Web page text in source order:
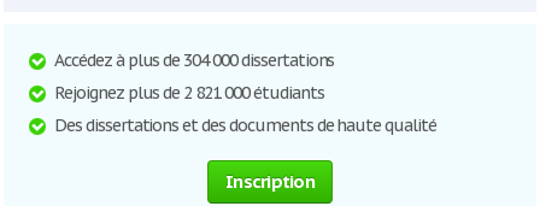
Accédez à plus de 304 000 dissertations
Rejoignez plus de 2 821 000 étudiants
Des dissertations et des documents de haute qualité
Inscription